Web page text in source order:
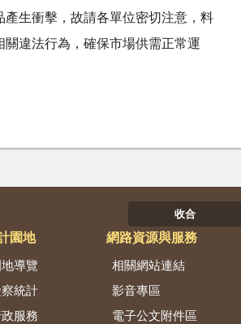
生衝擊，故請各單位密切注意，料
違法行為，確保市場供需正常運
收合
園地
地導覽
統計
服務
網路資源與服務
相關網站連結
影音專區
電子公文附件區